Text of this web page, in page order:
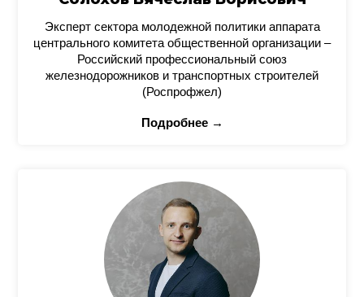
Эксперт сектора молодежной политики аппарата
центрального комитета общественной организации –
Российский профессиональный союз
железнодорожников и транспортных строителей
(Роспрофжел)
Подробнее →